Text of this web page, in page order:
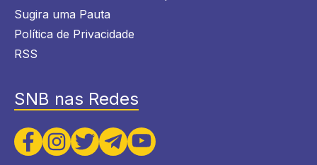
Sugira uma Pauta
Política de Privacidade
RSS
SNB nas Redes